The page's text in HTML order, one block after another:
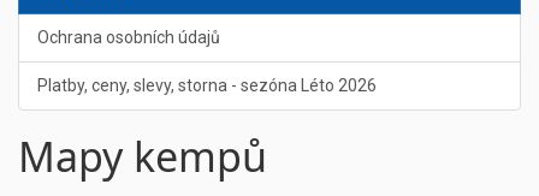
Ochrana osobních údajů
Platby, ceny, slevy, storna - sezóna Léto 2026
Mapy kempů